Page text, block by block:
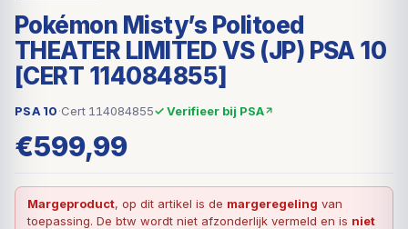
Pokémon Misty’s Politoed
THEATER LIMITED VS (JP) PSA 10
[CERT 114084855]
PSA 10·Cert 114084855✓ Verifieer bij PSA
€599,99
Margeproduct, op dit artikel is de margeregeling van
toepassing. De btw wordt niet afzonderlijk vermeld en is niet